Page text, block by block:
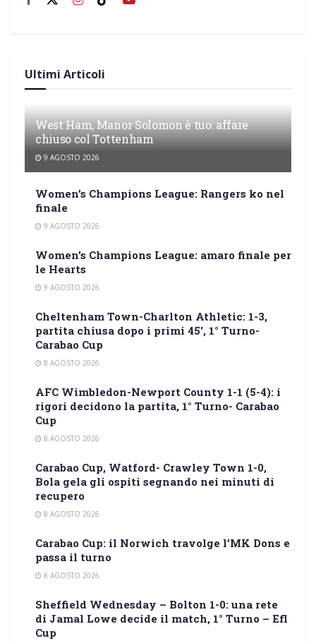
Ultimi Articoli
West Ham, Manor Solomon è tuo: affare
chiuso col Tottenham
9 AGOSTO 2026
Women’s Champions League: Rangers ko nel
finale
9 AGOSTO 2026
Women’s Champions League: amaro finale per
le Hearts
9 AGOSTO 2026
Cheltenham Town-Charlton Athletic: 1-3,
partita chiusa dopo i primi 45′, 1° Turno-
Carabao Cup
8 AGOSTO 2026
AFC Wimbledon-Newport County 1-1 (5-4): i
rigori decidono la partita, 1° Turno- Carabao
Cup
8 AGOSTO 2026
Carabao Cup, Watford- Crawley Town 1-0,
Bola gela gli ospiti segnando nei minuti di
recupero
8 AGOSTO 2026
Carabao Cup: il Norwich travolge l’MK Dons e
passa il turno
8 AGOSTO 2026
Sheffield Wednesday – Bolton 1-0: una rete
di Jamal Lowe decide il match, 1° Turno – Efl
Cup